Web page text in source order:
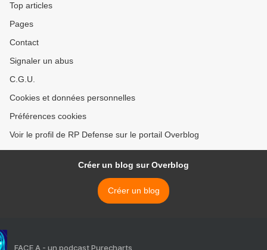
Top articles
Pages
Contact
Signaler un abus
C.G.U.
Cookies et données personnelles
Préférences cookies
Voir le profil de RP Defense sur le portail Overblog
Créer un blog sur Overblog
Créer un blog
FACE A - un podcast Purecharts